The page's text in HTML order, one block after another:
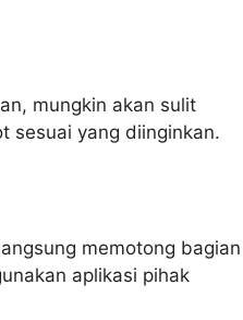
mungkin akan sulit
sesuai yang diinginkan.
memotong bagian
aplikasi pihak